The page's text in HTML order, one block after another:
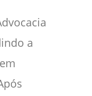
a